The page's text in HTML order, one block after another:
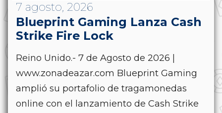
7 agosto, 2026
Blueprint Gaming Lanza Cash
Strike Fire Lock
Reino Unido.- 7 de Agosto de 2026 |
www.zonadeazar.com Blueprint Gaming
amplió su portafolio de tragamonedas
online con el lanzamiento de Cash Strike